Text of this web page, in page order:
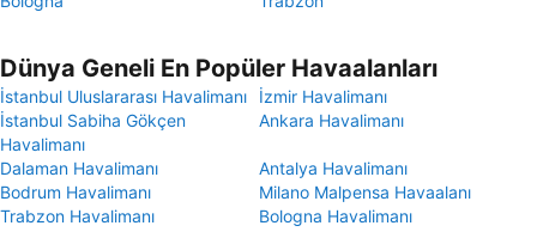
Dünya Geneli En Popüler Havaalanları
İstanbul Uluslararası Havalimanı
İzmir Havalimanı
İstanbul Sabiha Gökçen
Havalimanı
Ankara Havalimanı
Dalaman Havalimanı
Antalya Havalimanı
Bodrum Havalimanı
Milano Malpensa Havaalanı
Trabzon Havalimanı
Bologna Havalimanı